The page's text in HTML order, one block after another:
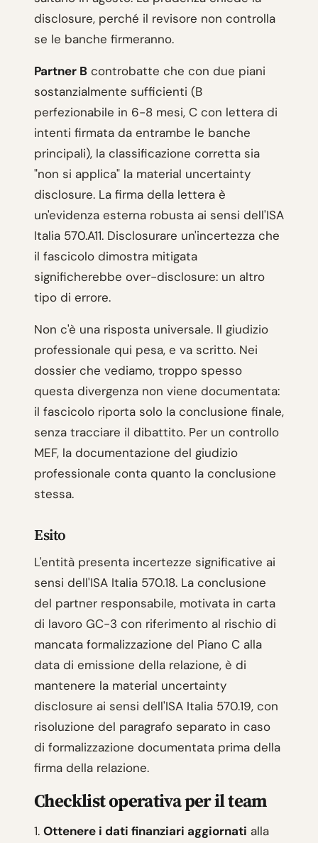
disclosure, perché il revisore non controlla
se le banche firmeranno.
Partner B controbatte che con due piani
sostanzialmente sufficienti (B
perfezionabile in 6-8 mesi, C con lettera di
intenti firmata da entrambe le banche
principali), la classificazione corretta sia
"non si applica" la material uncertainty
disclosure. La firma della lettera è
un'evidenza esterna robusta ai sensi dell'ISA
Italia 570.A11. Disclosurare un'incertezza che
il fascicolo dimostra mitigata
significherebbe over-disclosure: un altro
tipo di errore.
Non c'è una risposta universale. Il giudizio
professionale qui pesa, e va scritto. Nei
dossier che vediamo, troppo spesso
questa divergenza non viene documentata:
il fascicolo riporta solo la conclusione finale,
senza tracciare il dibattito. Per un controllo
MEF, la documentazione del giudizio
professionale conta quanto la conclusione
stessa.
Esito
L'entità presenta incertezze significative ai
sensi dell'ISA Italia 570.18. La conclusione
del partner responsabile, motivata in carta
di lavoro GC-3 con riferimento al rischio di
mancata formalizzazione del Piano C alla
data di emissione della relazione, è di
mantenere la material uncertainty
disclosure ai sensi dell'ISA Italia 570.19, con
risoluzione del paragrafo separato in caso
di formalizzazione documentata prima della
firma della relazione.
Checklist operativa per il team
1. Ottenere i dati finanziari aggiornati alla